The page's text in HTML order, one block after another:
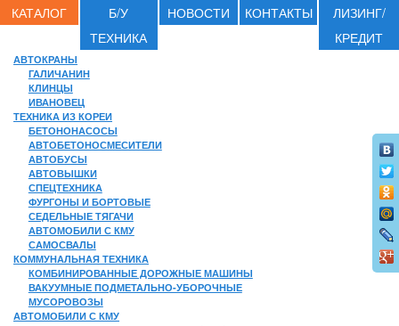
КАТАЛОГ
Б/У
ТЕХНИКА
НОВОСТИ КОНТАКТЫ
ЛИЗИНГ/
КРЕДИТ
АВТОКРАНЫ
ГАЛИЧАНИН
КЛИНЦЫ
ИВАНОВЕЦ
ТЕХНИКА ИЗ КОРЕИ
БЕТОНОНАСОСЫ
АВТОБЕТОНОСМЕСИТЕЛИ
АВТОБУСЫ
АВТОВЫШКИ
СПЕЦТЕХНИКА
ФУРГОНЫ И БОРТОВЫЕ
СЕДЕЛЬНЫЕ ТЯГАЧИ
АВТОМОБИЛИ С КМУ
САМОСВАЛЫ
КОММУНАЛЬНАЯ ТЕХНИКА
КОМБИНИРОВАННЫЕ ДОРОЖНЫЕ МАШИНЫ
ВАКУУМНЫЕ ПОДМЕТАЛЬНО-УБОРОЧНЫЕ
МУСОРОВОЗЫ
АВТОМОБИЛИ С КМУ